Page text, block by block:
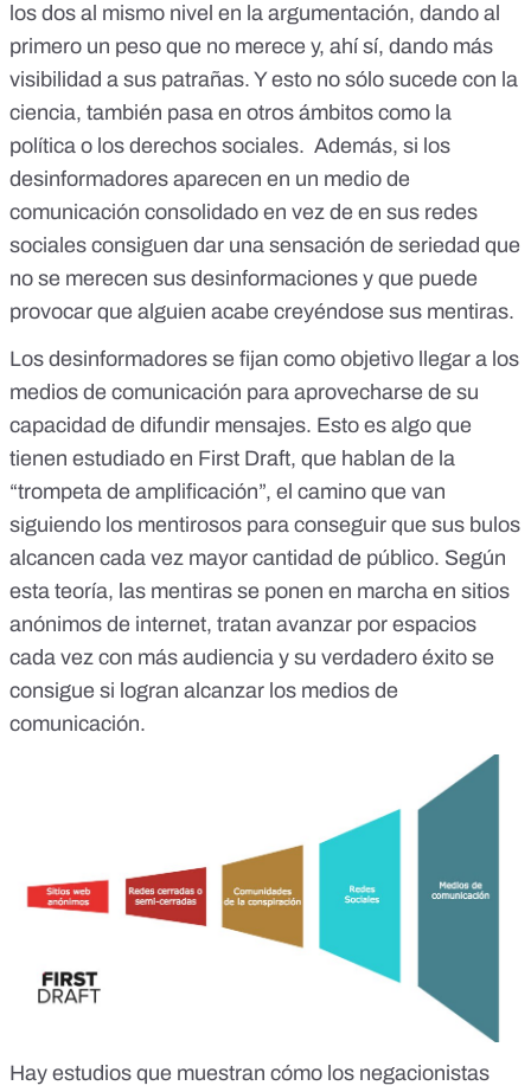
los dos al mismo nivel en la argumentación, dando al
primero un peso que no merece y, ahí sí, dando más
visibilidad a sus patrañas. Y esto no sólo sucede con la
ciencia, también pasa en otros ámbitos como la
política o los derechos sociales. Además, si los
desinformadores aparecen en un medio de
comunicación consolidado en vez de en sus redes
sociales consiguen dar una sensación de seriedad que
no se merecen sus desinformaciones y que puede
provocar que alguien acabe creyéndose sus mentiras.
Los desinformadores se fijan como objetivo llegar a los
medios de comunicación para aprovecharse de su
capacidad de difundir mensajes. Esto es algo que
tienen estudiado en First Draft, que hablan de la
“trompeta de amplificación”, el camino que van
siguiendo los mentirosos para conseguir que sus bulos
alcancen cada vez mayor cantidad de público. Según
esta teoría, las mentiras se ponen en marcha en sitios
anónimos de internet, tratan avanzar por espacios
cada vez con más audiencia y su verdadero éxito se
consigue si logran alcanzar los medios de
comunicación.
Hay estudios que muestran cómo los negacionistas